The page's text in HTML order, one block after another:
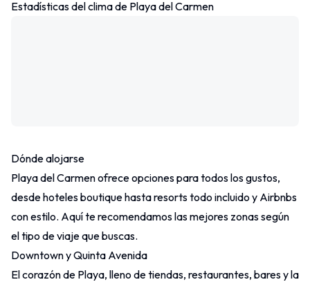
Estadísticas del clima de Playa del Carmen
Dónde alojarse
Playa del Carmen ofrece opciones para todos los gustos,
desde hoteles boutique hasta resorts todo incluido y Airbnbs
con estilo. Aquí te recomendamos las mejores zonas según
el tipo de viaje que buscas.
Downtown y Quinta Avenida
El corazón de Playa, lleno de tiendas, restaurantes, bares y la